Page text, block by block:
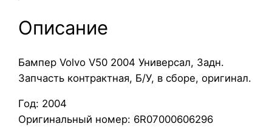
р
Б
а
п
е
Описание
Бампер Volvo V50 2004 Универсал, Задн.
Запчасть контрактная, Б/У, в сборе, оригинал.
Год: 2004
Оригинальный номер: 6R07000606296